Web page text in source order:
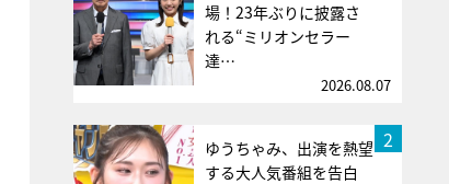
場！23年ぶりに披露さ
れる“ミリオンセラー
達…
2026.08.07
2
ゆうちゃみ、出演を熱望
する大人気番組を告白